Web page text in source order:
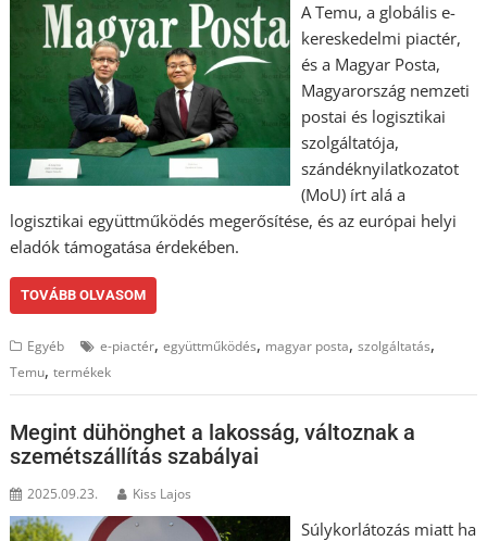
A Temu, a globális e-
kereskedelmi piactér,
és a Magyar Posta,
Magyarország nemzeti
postai és logisztikai
szolgáltatója,
szándéknyilatkozatot
(MoU) írt alá a
logisztikai együttműködés megerősítése, és az európai helyi
eladók támogatása érdekében.
TOVÁBB OLVASOM
Egyéb e-piactér,együttműködés, magyar posta,szolgáltatás,
Temu,termékek
Megint dühönghet a lakosság, változnak a
szemétszállítás szabályai
2025.09.23. Kiss Lajos
Súlykorlátozás miatt ha